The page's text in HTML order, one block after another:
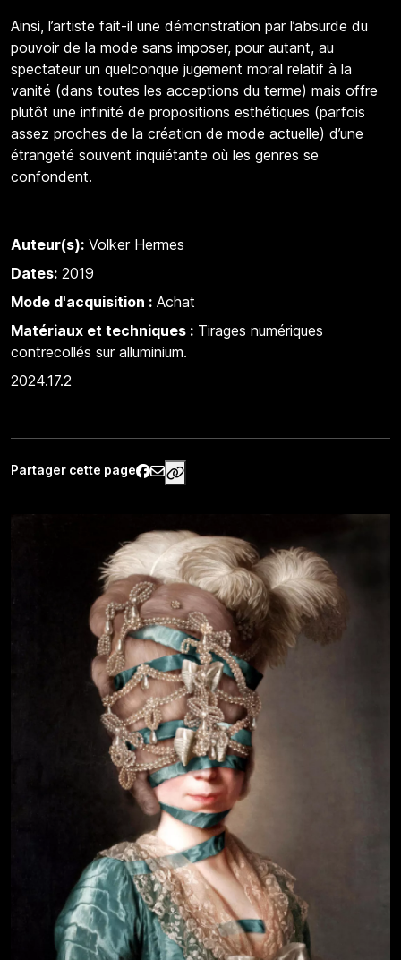
Ainsi, l’artiste fait-il une démonstration par l’absurde du
pouvoir de la mode sans imposer, pour autant, au
spectateur un quelconque jugement moral relatif à la
vanité (dans toutes les acceptions du terme) mais offre
plutôt une infinité de propositions esthétiques (parfois
assez proches de la création de mode actuelle) d’une
étrangeté souvent inquiétante où les genres se
confondent.
Auteur(s): Volker Hermes
Dates: 2019
Mode d'acquisition : Achat
Matériaux et techniques : Tirages numériques
contrecollés sur alluminium.
2024.17.2
Partager cette page https://